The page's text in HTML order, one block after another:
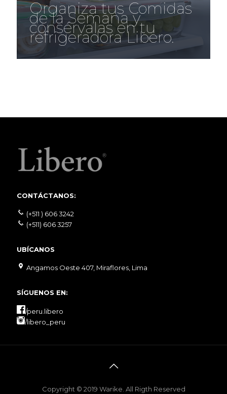
Organiza tus Comidas
de la Semana y
consérvalas en tu
refrigeradora Libero.
CONTÁCTANOS:
(+511 ) 606 3242
(+511) 606 3257
UBÍCANOS
Angamos Oeste 407, Miraflores, Lima
SÍGUENOS EN:
/peru.libero
/libero_peru
Copyright © 2019 Warike. All Rigth Reserved